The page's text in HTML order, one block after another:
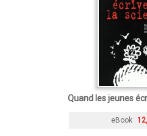
Quand les jeunes
eBook